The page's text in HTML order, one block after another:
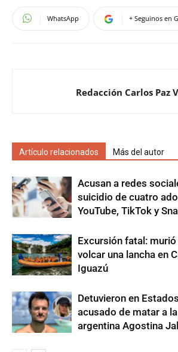
WhatsApp + Seguinos en
Redacción Carlos Paz
Artículo relacionados Más del autor
Acusan a redes
suicidio de cuatro
YouTube, TikTok y
Excursión fatal:
volcar una lancha en
Iguazú
Detuvieron en
acusado de matar a
argentina Agostina